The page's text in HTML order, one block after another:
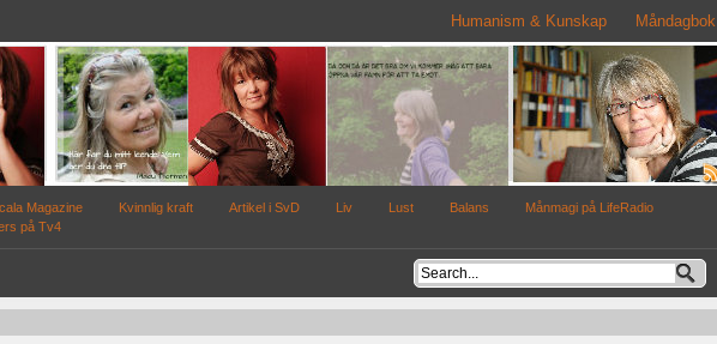
Humanism & Kunskap Måndagbok
Magazine Kvinnlig kraft Artikel i SvD Liv Lust Balans
Månmagi på LifeRadio
på Tv4